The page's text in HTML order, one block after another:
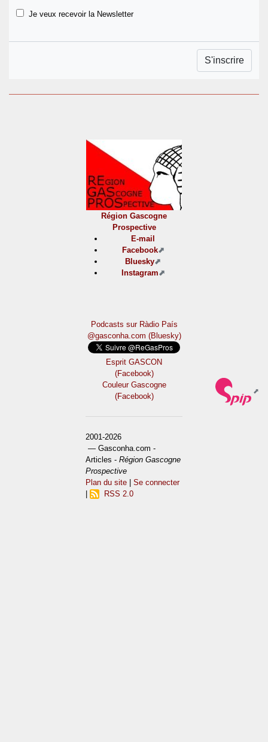
Je veux recevoir la Newsletter
Région Gascogne
Prospective
E-mail
Facebook
Bluesky
Instagram
Podcasts sur Ràdio País
@gasconha.com (Bluesky)
Esprit GASCON
(Facebook)
Couleur Gascogne
(Facebook)
2001-2026
— Gasconha.com -
Articles -Région Gascogne
Prospective
Plan du site |Se connecter
RSS 2.0